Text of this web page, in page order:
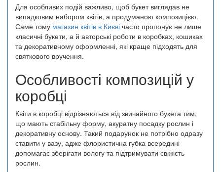
Для особливих подій важливо, щоб букет виглядав не
випадковим набором квітів, а продуманою композицією.
Саме тому магазин квітів в Києві часто пропонує не лише
класичні букети, а й авторські роботи в коробках, кошиках
та декоративному оформленні, які краще підходять для
святкового вручення.
Особливості композицій у
коробці
Квіти в коробці відрізняються від звичайного букета тим,
що мають стабільну форму, акуратну посадку рослин і
декоративну основу. Такий подарунок не потрібно одразу
ставити у вазу, адже флористична губка всередині
допомагає зберігати вологу та підтримувати свіжість
рослин.